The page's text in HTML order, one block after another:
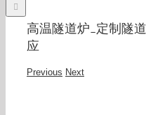
高温隧道炉_定制隧
应
Previous Next